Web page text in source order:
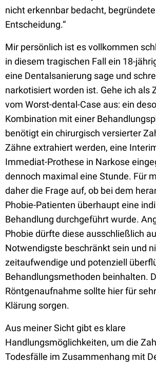
nicht erkennbar bedacht,
Entscheidung.“
Mir persönlich ist es vollkommen
in diesem tragischen Fall ein 18-
eine Dentalsanierung sage und
narkotisiert worden ist. Gehe ich als
vom Worst-dental-Case aus: ein
Kombination mit einer
benötigt ein chirurgisch versierter
Zähne extrahiert werden, eine
Immediat-Prothese in Narkose
dennoch maximal eine Stunde. Für
daher die Frage auf, ob bei dem
Phobie-Patienten überhaupt eine
Behandlung durchgeführt wurde.
Phobie dürfte diese ausschließlich
Notwendigste beschränkt sein und
zeitaufwendige und potenziell
Behandlungsmethoden beinhalten.
Röntgenaufnahme sollte hier für
Klärung sorgen.
Aus meiner Sicht gibt es klare
Handlungsmöglichkeiten, um die
Todesfälle im Zusammenhang mit